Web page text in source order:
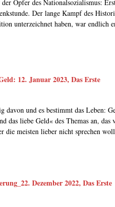
Opfer des Nationalsozialismus:
Der lange Kampf des
unterzeichnet haben, war endlich
12. Januar 2023, Das Erste
davon und es bestimmt das Leben:
das liebe Geld« des Themas an,
die meisten lieber nicht sprechen
Dezember 2022, Das Erste